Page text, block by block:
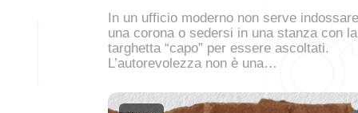
In un ufficio moderno non serve indossare
una corona o sedersi in una stanza con la
targhetta “capo” per essere ascoltati.
L’autorevolezza non è una…